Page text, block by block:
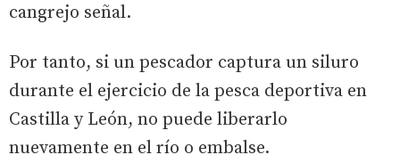
cangrejo señal.
Por tanto, si un pescador captura un siluro
durante el ejercicio de la pesca deportiva en
Castilla y León, no puede liberarlo
nuevamente en el río o embalse.